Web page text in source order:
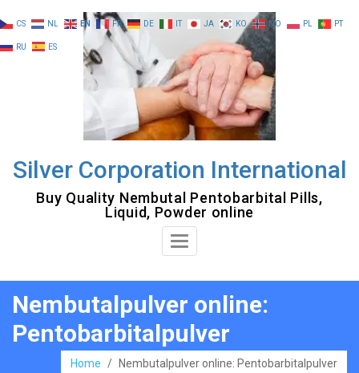
to
content
Silver Corporation International
Buy Quality Nembutal Pentobarbital Pills,
Liquid, Powder online
Toggle
Nembutalpulver online:
Pentobarbitalpulver
Home / Nembutalpulver online: Pentobarbitalpulver
CS NL EN FR DE IT JA KO NO PL PT
RU ES